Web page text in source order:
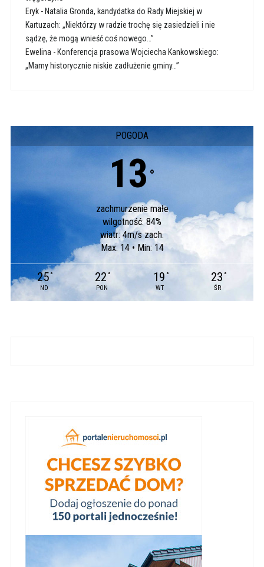
Eryk- Natalia Gronda, kandydatka do Rady Miejskiej w
Kartuzach: „Niektórzy w radzie trochę się zasiedzieli i nie
sądzę, że mogą wnieść coś nowego…”
Ewelina - Konferencja prasowa Wojciecha Kankowskiego:
„Mamy historycznie niskie zadłużenie gminy…”
POGODA
13 °
zachmurzenie małe
wilgotność: 84%
wiatr: 4m/s zach.
Max: 14 • Min: 14
25 °
ND
22 °
PON
19 °
WT
23 °
ŚR